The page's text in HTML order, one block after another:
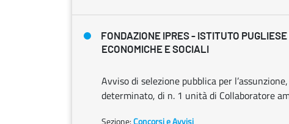
FONDAZIONE IPRES - ISTITUTO PUGLIESE
ECONOMICHE E SOCIALI
Avviso di selezione pubblica per
determinato, di n. 1 unità di Collaboratore
Sezione:Concorsi e Avvisi